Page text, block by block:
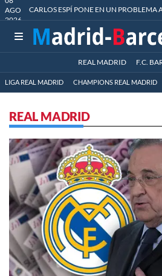
AGO
2026
CARLOS ESPÍ PONE EN UN PROBLEMA
REAL MADRID F.C.
LIGA REAL MADRID CHAMPIONS REAL MADRID
REAL MADRID